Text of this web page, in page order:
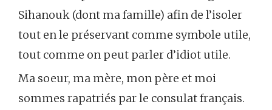
Sihanouk (dont ma famille) afin de l’isoler
tout en le préservant comme symbole utile,
tout comme on peut parler d’idiot utile.
Ma soeur, ma mère, mon père et moi
sommes rapatriés par le consulat français.